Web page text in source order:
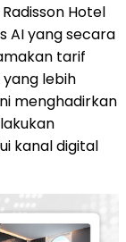
Hotel
AI yang secara
tarif
lebih
menghadirkan
kanal digital